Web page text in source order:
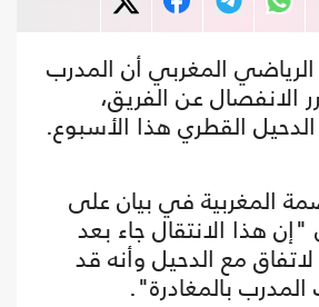
الرياضي المغربي أن المدرب
الانفصال عن الفريق،
القطري هذا الأسبوع.
المغربية في بيان على
هذا الانتقال جاء بعد
مع الدحيل وأنه قد
بالمغادرة".